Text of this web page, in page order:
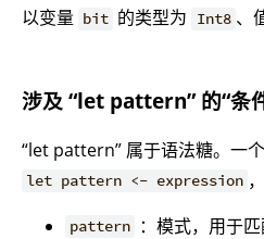
以变量 bit 的类型为 Int8 、
涉及 “let pattern” 的“条
“let pattern” 属于语法糖。一
let pattern <- expression
pattern ：模式，用于